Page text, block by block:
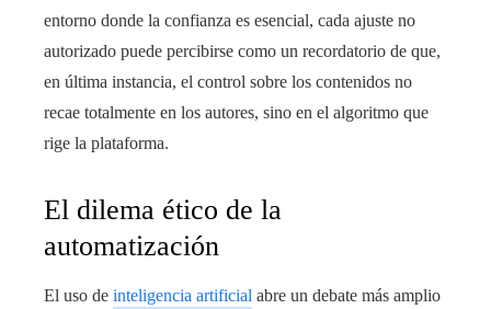
entorno donde la confianza es esencial, cada ajuste no
autorizado puede percibirse como un recordatorio de que,
en última instancia, el control sobre los contenidos no
recae totalmente en los autores, sino en el algoritmo que
rige la plataforma.
El dilema ético de la
automatización
El uso de inteligencia artificial abre un debate más amplio